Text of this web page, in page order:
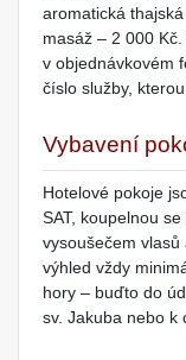
aromatická
masáž – 2 000
v objednávkovém
číslo služby,
Vybavení
Hotelové pokoje
SAT, koupelnou
vysoušečem
výhled vždy
hory – buďto do
sv. Jakuba nebo k